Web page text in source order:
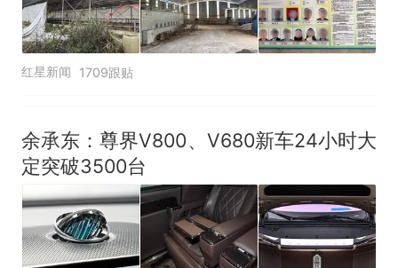
红星新闻 1709跟贴
余承东：尊界V800、V680新车24小时大
定突破3500台